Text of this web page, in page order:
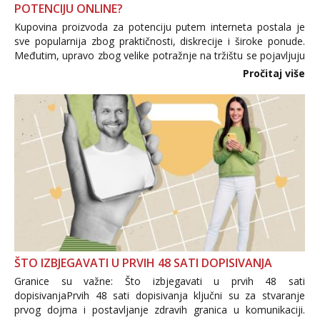
POTENCIJU ONLINE?
Kupovina proizvoda za potenciju putem interneta postala je
sve popularnija zbog praktičnosti, diskrecije i široke ponude.
Međutim, upravo zbog velike potražnje na tržištu se pojavljuju
i brojni krivotvoreni proizvodi, nepouzdane internetske
Pročitaj više
ŠTO IZBJEGAVATI U PRVIH 48 SATI DOPISIVANJA
Granice su važne: Što izbjegavati u prvih 48 sati
dopisivanjaPrvih 48 sati dopisivanja ključni su za stvaranje
prvog dojma i postavljanje zdravih granica u komunikaciji.